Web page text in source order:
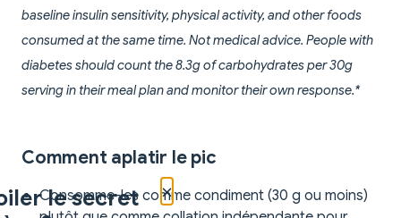
baseline insulin sensitivity, physical activity, and other foods
consumed at the same time. Not medical advice. People with
diabetes should count the 8.3g of carbohydrates per 30g
serving in their meal plan and monitor their own response.*
Comment aplatir le pic
Consomme-les comme condiment (30 g ou moins)
×
le secret